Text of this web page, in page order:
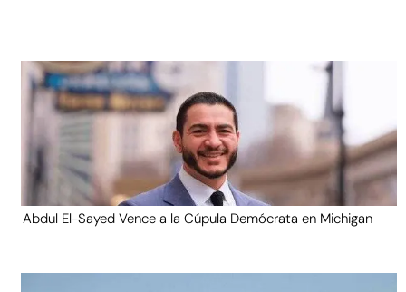
Abdul El-Sayed Vence a la Cúpula Demócrata en Michigan